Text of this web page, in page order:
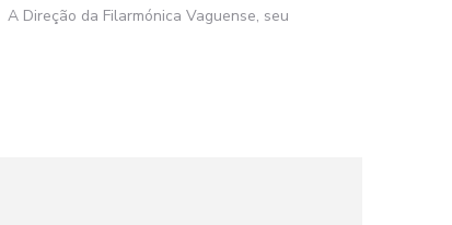
Filarmónica Vaguense, seu